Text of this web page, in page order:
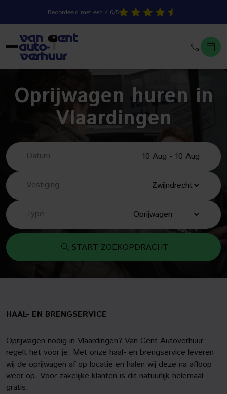
Beoordeeld met een 4.6/5
Oprijwagen huren in
Vlaardingen
Datum
Vestiging
Type
START ZOEKOPDRACHT
HAAL- EN BRENGSERVICE
Oprijwagen nodig in Vlaardingen? Van Gent Autoverhuur
regelt het voor je. Met onze haal- en brengservice leveren
wij de oprijwagen af op locatie en halen wij deze na afloop
weer op. Voor zakelijke klanten is dit natuurlijk helemaal
gratis.